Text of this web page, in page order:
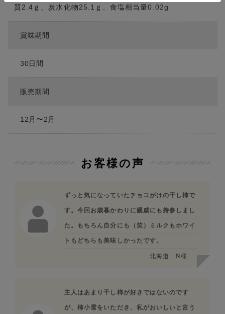
質2.4ｇ、炭水化物25.1ｇ、食塩相当量0.02g
賞味期間
30日間
販売期間
12月〜2月
お客様の声
ずっと気になっていたチョコがけの干し柿で
す。今回お歳暮かわりに親戚にも持参しまし
た。もちろん自分にも（笑）ミルクもホワイ
トもどちらも美味しかったです。
北海道 N様
主人はあまり干し柿が好きではないのです
が、柿小雪をいただき、私がおいしいと言う